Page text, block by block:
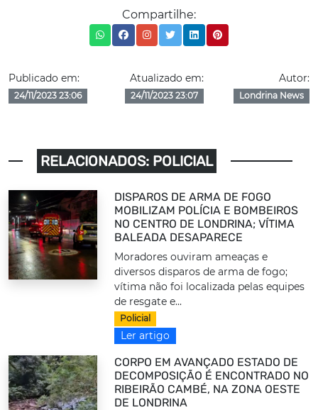
Compartilhe:
Publicado em:
24/11/2023 23:06
Atualizado em:
24/11/2023 23:07
Autor:
Londrina News
RELACIONADOS: POLICIAL
DISPAROS DE ARMA DE FOGO
MOBILIZAM POLÍCIA E BOMBEIROS
NO CENTRO DE LONDRINA; VÍTIMA
BALEADA DESAPARECE
Moradores ouviram ameaças e
diversos disparos de arma de fogo;
vítima não foi localizada pelas equipes
de resgate e...
Policial
Ler artigo
CORPO EM AVANÇADO ESTADO DE
DECOMPOSIÇÃO É ENCONTRADO NO
RIBEIRÃO CAMBÉ, NA ZONA OESTE
DE LONDRINA